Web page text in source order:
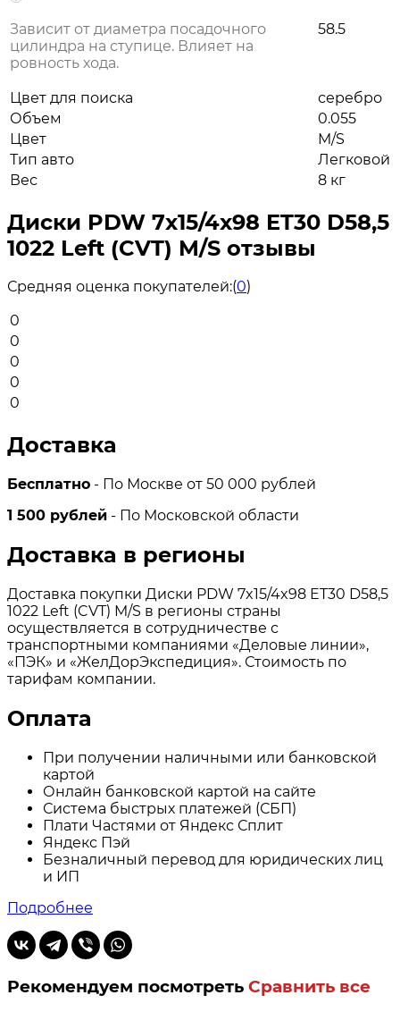
Зависит от диаметра посадочного
цилиндра на ступице. Влияет на
ровность хода.
58.5
Цвет для поиска
серебро
Объем
0.055
Цвет
M/S
Тип авто
Легковой
Вес
8 кг
Диски PDW 7x15/4x98 ET30 D58,5
1022 Left (CVT) M/S отзывы
Средняя оценка покупателей:(0)
0
0
0
0
0
Доставка
Бесплатно - По Москве от 50 000 рублей
1 500 рублей - По Московской области
Доставка в регионы
Доставка покупки Диски PDW 7x15/4x98 ET30 D58,5
1022 Left (CVT) M/S в регионы страны
осуществляется в сотрудничестве с
транспортными компаниями «Деловые линии»,
«ПЭК» и «ЖелДорЭкспедиция». Стоимость по
тарифам компании.
Оплата
При получении наличными или банковской
картой
Онлайн банковской картой на сайте
Система быстрых платежей (СБП)
Плати Частями от Яндекс Сплит
Яндекс Пэй
Безналичный перевод для юридических лиц
и ИП
Подробнее
Рекомендуем посмотреть Сравнить все